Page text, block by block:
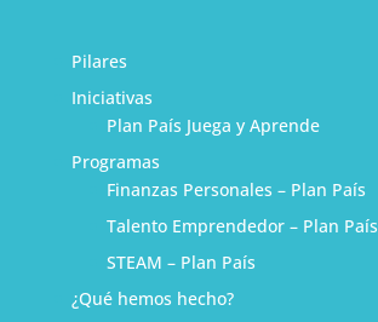
Pilares
Iniciativas
Plan País Juega y Aprende
Programas
Finanzas Personales – Plan País
Talento Emprendedor – Plan País
STEAM – Plan País
¿Qué hemos hecho?